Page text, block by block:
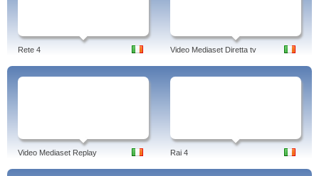
Rete 4 Video Mediaset Diretta tv
Video Mediaset Replay Rai 4